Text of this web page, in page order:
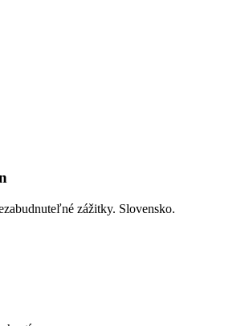
zážitky. Slovensko.